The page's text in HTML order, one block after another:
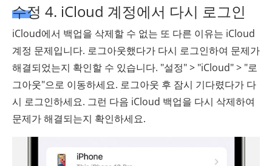
수정 4. iCloud 계정에서 다시 로그인
iCloud에서 백업을 삭제할 수 없는 또 다른 이유는 iCloud
계정 문제입니다. 로그아웃했다가 다시 로그인하여 문제가
해결되었는지 확인할 수 있습니다. "설정" > "iCloud" > "로
그아웃"으로 이동하세요. 로그아웃 후 잠시 기다렸다가 다
시 로그인하세요. 그런 다음 iCloud 백업을 다시 삭제하여
문제가 해결되는지 확인하세요.